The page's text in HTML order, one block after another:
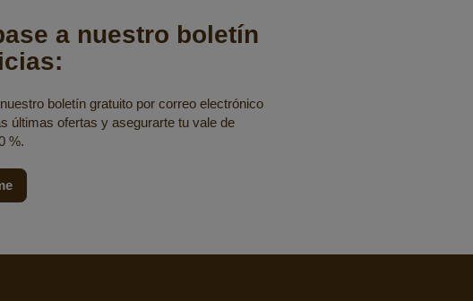
a nuestro boletín
boletín gratuito por correo electrónico
últimas ofertas y asegurarte tu vale de
%.